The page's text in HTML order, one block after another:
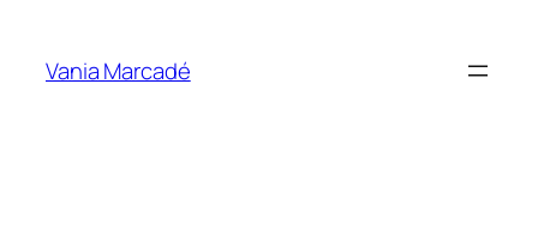
contenu
Vania Marcadé